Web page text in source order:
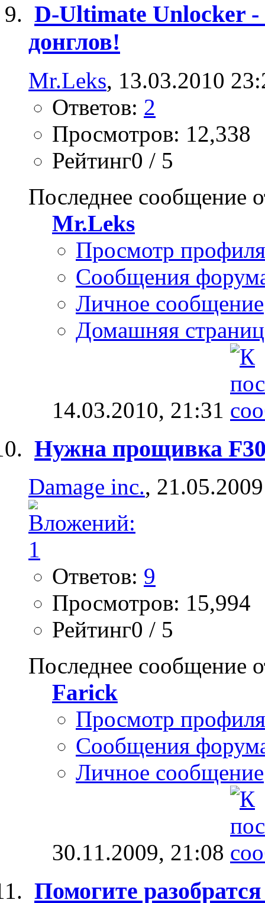
D-Ultimate Unlocker -
донглов!
Mr.Leks, 13.03.2010
Ответов: 2
Просмотров: 12,338
Рейтинг0 / 5
Последнее сообщение
Mr.Leks
Просмотр профиля
Сообщения
Личное сообщение
Домашняя
14.03.2010, 21:31
Нужна прощивка
Damage inc.,
Ответов: 9
Просмотров: 15,994
Рейтинг0 / 5
Последнее сообщение
Farick
Просмотр профиля
Сообщения
Личное сообщение
30.11.2009, 21:08
Помогите